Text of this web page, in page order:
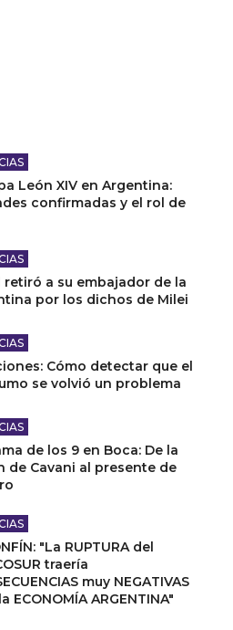
León XIV en Argentina:
confirmadas y el rol de
retiró a su embajador de la
por los dichos de Milei
Cómo detectar que el
se volvió un problema
de los 9 en Boca: De la
de Cavani al presente de
"La RUPTURA del
traería
muy NEGATIVAS
ECONOMÍA ARGENTINA"